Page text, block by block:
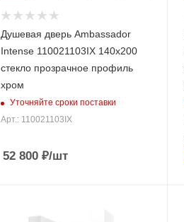
Душевая дверь Ambassador
Intense 110021103IX 140х200
стекло прозрачное профиль
хром
Уточняйте сроки поставки
Арт.: 110021103IX
52 800₽/шт